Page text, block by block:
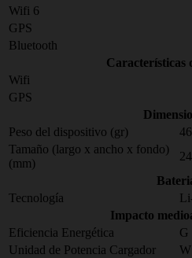
Wifi 6
GPS
Bluetooth
Características
Wifi
GPS
Peso del dispositivo (gr)
Tamaño (largo x ancho x fondo)
(mm)
Tecnología
Impacto
Eficiencia Energética
G
Unidad de Potencia Cargador
W